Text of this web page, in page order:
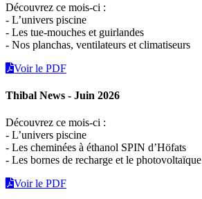
Découvrez ce mois-ci :
- L’univers piscine
- Les tue-mouches et guirlandes
- Nos planchas, ventilateurs et climatiseurs
Voir le PDF
Thibal News - Juin 2026
Découvrez ce mois-ci :
- L’univers piscine
- Les cheminées à éthanol SPIN d’Höfats
- Les bornes de recharge et le photovoltaïque
Voir le PDF